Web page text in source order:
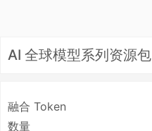
AI 全球模型系列资源包
融合 Token
数量